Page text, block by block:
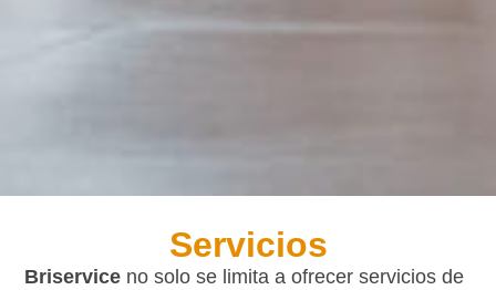
Servicios
Briservice no solo se limita a ofrecer servicios de